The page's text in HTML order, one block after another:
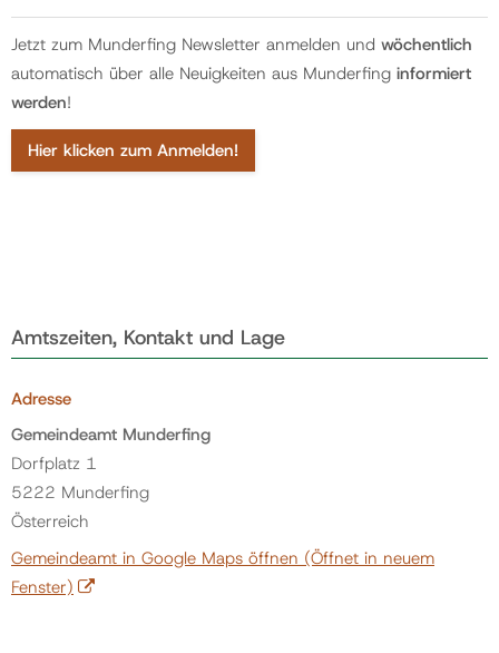
Jetzt zum Munderfing Newsletter anmelden und wöchentlich
automatisch über alle Neuigkeiten aus Munderfing informiert
werden!
Hier klicken zum Anmelden!
Amtszeiten, Kontakt und Lage
Adresse
Gemeindeamt Munderfing
Dorfplatz 1
5222 Munderfing
Österreich
Gemeindeamt in Google Maps öffnen (Öffnet in neuem
Fenster)